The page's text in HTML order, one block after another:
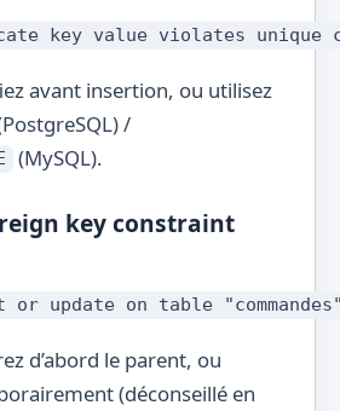
key value violates unique
avant insertion, ou utilisez
/
(MySQL).
key constraint
or update on table
d’abord le parent, ou
(déconseillé en